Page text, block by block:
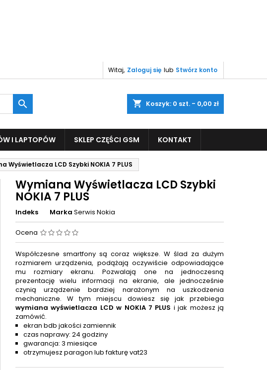
Witaj, Zaloguj się lub Stwórz konto
shopping_cart Koszyk: 0 szt. - 0,00 zł

I LAPTOPÓW SKLEP CZĘŚCI GSM KONTAKT
Wyświetlacza LCD Szybki NOKIA 7 PLUS
Wymiana Wyświetlacza LCD Szybki
NOKIA 7 PLUS
Indeks Marka Serwis Nokia
Ocena
Współczesne smartfony są coraz większe. W ślad za dużym
rozmiarem urządzenia, podążają oczywiście odpowiadające
mu rozmiary ekranu. Pozwalają one na jednoczesną
prezentację wielu informacji na ekranie, ale jednocześnie
czynią urządzenie bardziej narażonym na uszkodzenia
mechaniczne. W tym miejscu dowiesz się jak przebiega
wymiana wyświetlacza LCD w NOKIA 7 PLUS i jak możesz ją
zamówić.
ekran bdb jakości zamiennik
czas naprawy: 24 godziny
gwarancja: 3 miesiące
otrzymujesz paragon lub fakturę vat23